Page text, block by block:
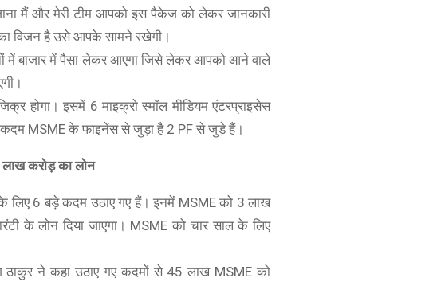
मैं और मेरी टीम आपको इस पैकेज को लेकर जानकारी
का विजन है उसे आपके सामने रखेगी।
में बाजार में पैसा लेकर आएगा जिसे लेकर आपको आने वाले
होगा। इसमें 6 माइक्रो स्मॉल मीडियम एंटरप्राइसेस
कदम MSME के फाइनेंस से जुड़ा है 2 PF से जुड़े हैं।
लाख करोड़ का लोन
के लिए 6 बड़े कदम उठाए गए हैं। इनमें MSME को 3 लाख
के लोन दिया जाएगा। MSME को चार साल के लिए
ठाकुर ने कहा उठाए गए कदमों से 45 लाख MSME को